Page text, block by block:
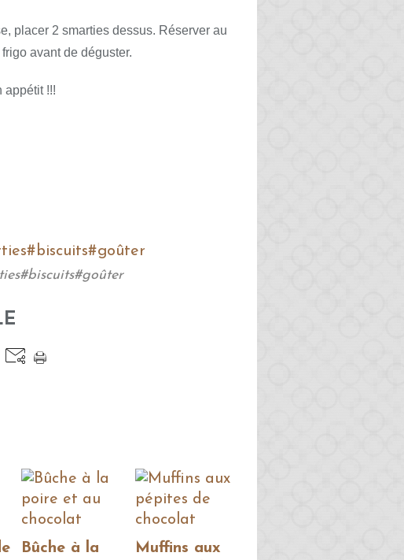
placer 2 smarties dessus. Réserver au
avant de déguster.
appétit !!!
Bûche à la
Muffins aux